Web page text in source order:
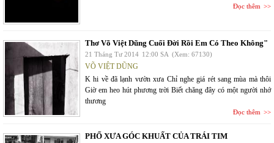
Đọc thêm
Thơ Võ Việt Dũng Cuối Đời Rồi Em Có Theo Không"
21 Tháng Tư 2014 12:00 SA (Xem: 67130)
VÕ VIỆT DŨNG
K hi về đã lạnh vườn xưa Chỉ nghe giá rét sang mùa mà thôi
Giờ em heo hút phương trời Biết chăng đây có một người nhớ
thương
Đọc thêm
PHỐ XƯA GÓC KHUẤT CỦA TRÁI TIM